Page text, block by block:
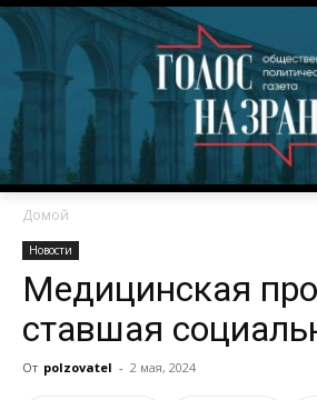
Домой
Новости
Медицинская
ставшая
От polzovatel - 2 мая, 2024